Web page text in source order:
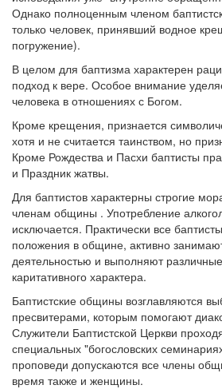
Однако полноценным членом
только человек, принявший водное
погружение).
В целом для баптизма характерен
подход к вере. Особое внимание
человека в отношениях с Богом.
Кроме крещения, признается
хотя и не считается таинством, но
Кроме Рождества и Пасхи баптисты
и Праздник жатвы.
Для баптистов характерны строгие
членам общины . Употребление
исключается. Практически все
положения в общине, активно
деятельностью и выполняют
каритативного характера.
Баптистские общины возглавляются
пресвитерами, которым помогают
Служители Баптистской Церкви
специальных "богословских
проповеди допускаются все члены
время также и женщины.